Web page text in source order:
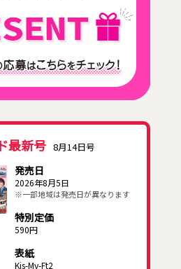
最新号 8月14日号
発売日
2026年8月5日
※一部地域は発売日が異なります
特別定価
590円
表紙
Kis-My-Ft2